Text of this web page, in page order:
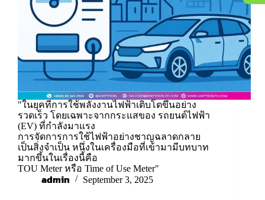
"ในยุคที่การใช้พลังงานไฟฟ้าเติบโตขึ้นอย่าง
รวดเร็ว โดยเฉพาะจากกระแสของ รถยนต์ไฟฟ้า
(EV) ที่กำลังมาแรง
การจัดการการใช้ไฟฟ้าอย่างชาญฉลาดกลาย
เป็นสิ่งจำเป็น หนึ่งในเครื่องมือที่เข้ามามีบทบาท
มากขึ้นในเรื่องนี้คือ
TOU Meter หรือ Time of Use Meter"
admin September 3, 2025